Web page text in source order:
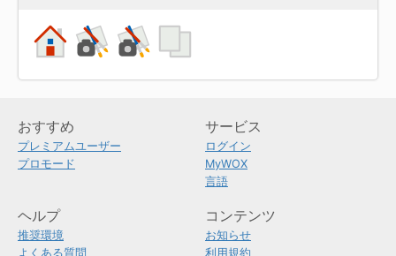
おすすめ
プレミアムユーザー
プロモード
サービス
ログイン
MyWOX
言語
ヘルプ
推奨環境
よくある質問
コンテンツ
お知らせ
利用規約